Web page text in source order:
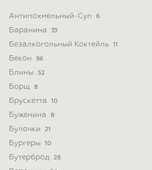
Антипохмельный-Суп 6
Баранина 33
Безалкогольный Коктейль 11
Бекон 96
Блины 52
Борщ 8
Брускетта 10
Буженина 8
Булочки 21
Бургеры 10
Бутерброд 26